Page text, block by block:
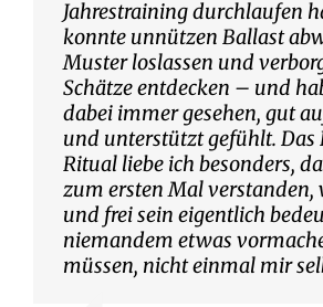
Jahrestraining durchlaufen
konnte unnützen Ballast
Muster loslassen und
Schätze entdecken – und
dabei immer gesehen, gut
und unterstützt gefühlt. Das
Ritual liebe ich besonders,
zum ersten Mal verstanden,
und frei sein eigentlich
niemandem etwas
müssen, nicht einmal mir